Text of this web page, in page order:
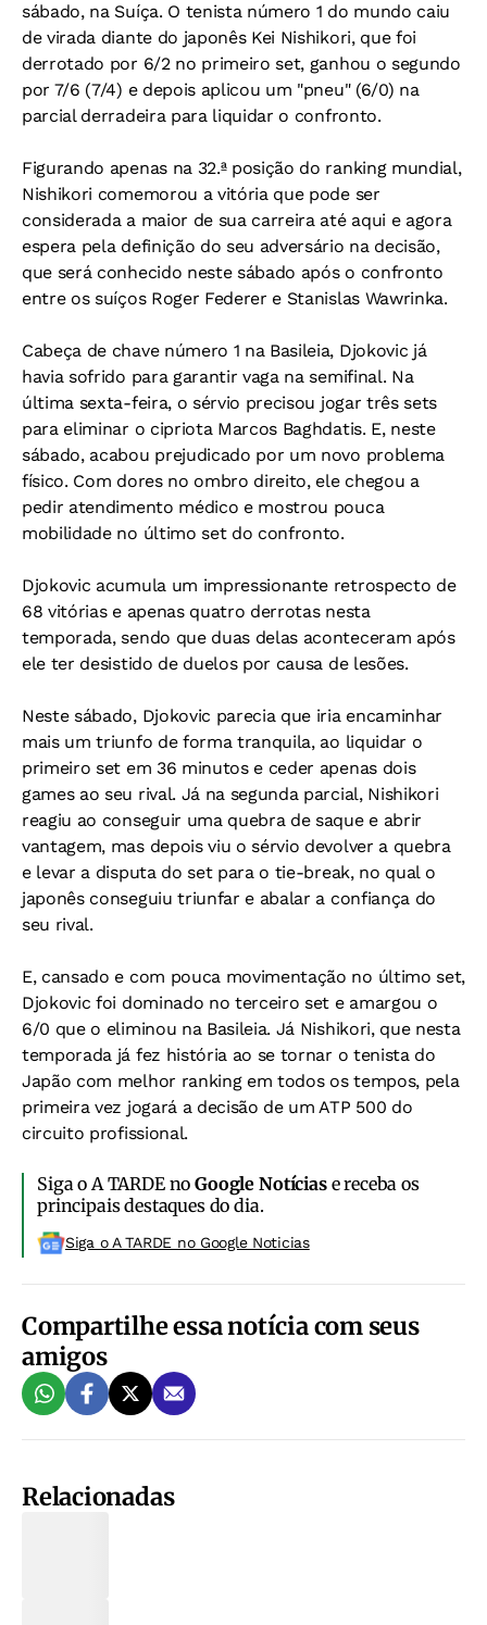
sábado, na Suíça. O tenista número 1 do mundo caiu
de virada diante do japonês Kei Nishikori, que foi
derrotado por 6/2 no primeiro set, ganhou o segundo
por 7/6 (7/4) e depois aplicou um "pneu" (6/0) na
parcial derradeira para liquidar o confronto.
Figurando apenas na 32.ª posição do ranking mundial,
Nishikori comemorou a vitória que pode ser
considerada a maior de sua carreira até aqui e agora
espera pela definição do seu adversário na decisão,
que será conhecido neste sábado após o confronto
entre os suíços Roger Federer e Stanislas Wawrinka.
Cabeça de chave número 1 na Basileia, Djokovic já
havia sofrido para garantir vaga na semifinal. Na
última sexta-feira, o sérvio precisou jogar três sets
para eliminar o cipriota Marcos Baghdatis. E, neste
sábado, acabou prejudicado por um novo problema
físico. Com dores no ombro direito, ele chegou a
pedir atendimento médico e mostrou pouca
mobilidade no último set do confronto.
Djokovic acumula um impressionante retrospecto de
68 vitórias e apenas quatro derrotas nesta
temporada, sendo que duas delas aconteceram após
ele ter desistido de duelos por causa de lesões.
Neste sábado, Djokovic parecia que iria encaminhar
mais um triunfo de forma tranquila, ao liquidar o
primeiro set em 36 minutos e ceder apenas dois
games ao seu rival. Já na segunda parcial, Nishikori
reagiu ao conseguir uma quebra de saque e abrir
vantagem, mas depois viu o sérvio devolver a quebra
e levar a disputa do set para o tie-break, no qual o
japonês conseguiu triunfar e abalar a confiança do
seu rival.
E, cansado e com pouca movimentação no último set,
Djokovic foi dominado no terceiro set e amargou o
6/0 que o eliminou na Basileia. Já Nishikori, que nesta
temporada já fez história ao se tornar o tenista do
Japão com melhor ranking em todos os tempos, pela
primeira vez jogará a decisão de um ATP 500 do
circuito profissional.
Siga o A TARDE noGoogle Notíciase receba os
principais destaques do dia.
Siga o A TARDE no Google Noticias
Compartilhe essa notícia com seus
amigos
Relacionadas